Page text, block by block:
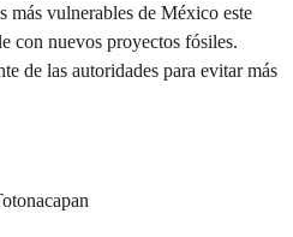
más vulnerables de México este
con nuevos proyectos fósiles.
de las autoridades para evitar más